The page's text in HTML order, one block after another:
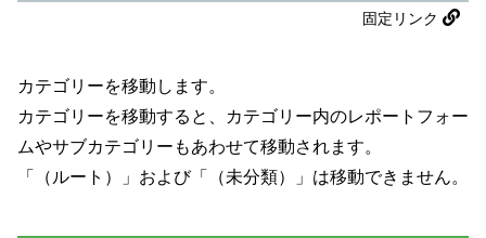
固定リンク
カテゴリーを移動します。
カテゴリーを移動すると、カテゴリー内のレポートフォー
ムやサブカテゴリーもあわせて移動されます。
「（ルート）」および「（未分類）」は移動できません。